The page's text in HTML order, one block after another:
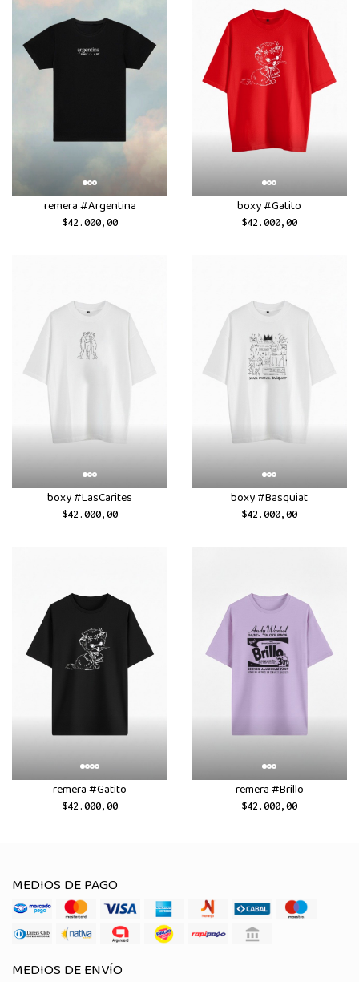
remera #Argentina
$42.000,00
boxy #Gatito
$42.000,00
boxy #LasCarites
$42.000,00
boxy #Basquiat
$42.000,00
remera #Gatito
$42.000,00
remera #Brillo
$42.000,00
MEDIOS DE PAGO
MEDIOS DE ENVÍO